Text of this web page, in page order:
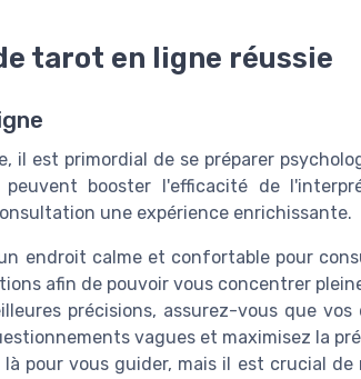
tarot en ligne réussie
il est primordial de se préparer
booster l'efficacité de
une expérience enrichissante.
endroit calme et confortable pour
afin de pouvoir vous concentrer
précisions, assurez-vous que vos
vagues et maximisez la
pour vous guider, mais il est crucial de